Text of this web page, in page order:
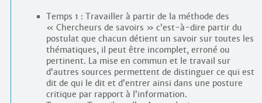
Temps 1 : Travailler à partir de la méthode des
« Chercheurs de savoirs » c’est-à-dire partir du
postulat que chacun détient un savoir sur toutes les
thématiques, il peut être incomplet, erroné ou
pertinent. La mise en commun et le travail sur
d’autres sources permettent de distinguer ce qui est
dit de qui le dit et d’entrer ainsi dans une posture
critique par rapport à l’information.